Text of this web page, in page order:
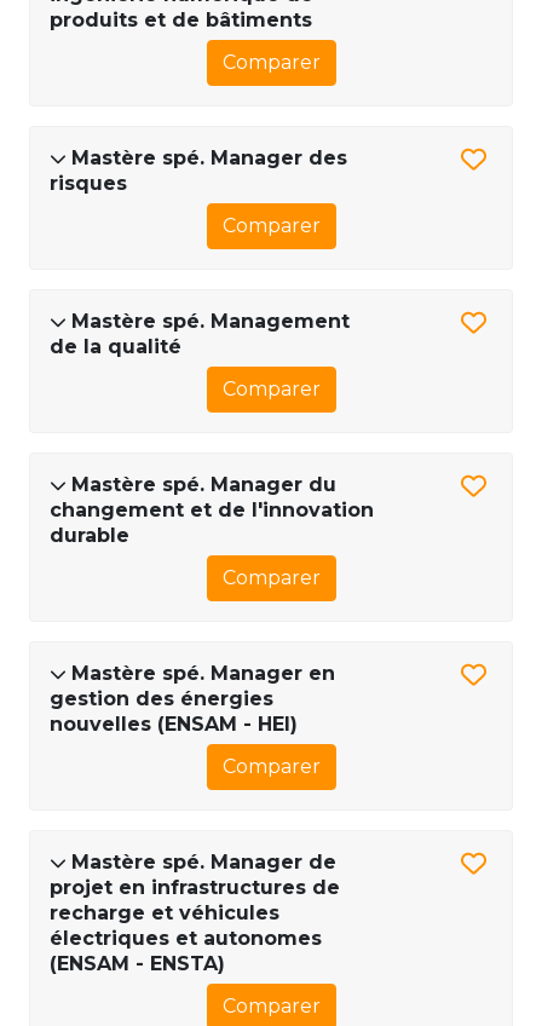
produits et de bâtiments
Comparer
Mastère spé. Manager des
risques
Comparer
Mastère spé. Management
de la qualité
Comparer
Mastère spé. Manager du
changement et de l'innovation
durable
Comparer
Mastère spé. Manager en
gestion des énergies
nouvelles (ENSAM - HEI)
Comparer
Mastère spé. Manager de
projet en infrastructures de
recharge et véhicules
électriques et autonomes
(ENSAM - ENSTA)
Comparer